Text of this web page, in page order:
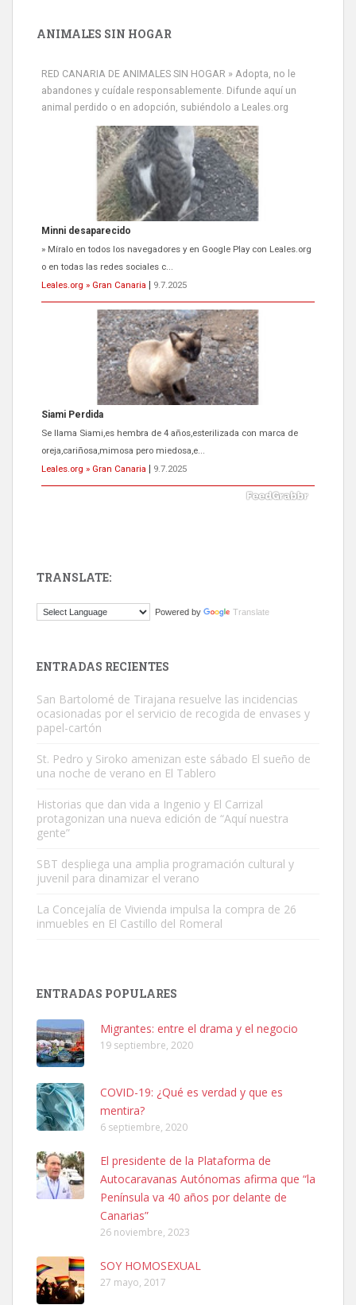
ANIMALES SIN HOGAR
RED CANARIA DE ANIMALES SIN HOGAR » Adopta, no le
abandones y cuídale responsablemente. Difunde aquí un
animal perdido o en adopción, subiéndolo a Leales.org
Minni desaparecido
» Míralo en todos los navegadores y en Google Play con Leales.org
o en todas las redes sociales c...
Leales.org » Gran Canaria
9.7.2025
Siami Perdida
Se llama Siami,es hembra de 4 años,esterilizada con marca de
oreja,cariñosa,mimosa pero miedosa,e...
Leales.org » Gran Canaria
9.7.2025
El ayuntamiento se va a llevar a Los Gatos callejeros de la zona los
Este gato macho ha aparecido en la calle hace menos de un mes,
es muy manso y extremadamente cari...
Leales.org » Gran Canaria
Leales.org » Gran Canaria
SHIBA PERDIDO AVDA JOSE MESA Y LOPEZ
PERRO MACHO RAZA SHIBA CON MICROCHIP PERDIDO HOY
06/07/2025 ZONA MESA Y LOPEZ. ES MUY ASUSTADIZO
Leales.org » Gran Canaria
6.7.2025
TRANSLATE:
Powered by Translate
ENTRADAS RECIENTES
San Bartolomé de Tirajana resuelve las incidencias
ocasionadas por el servicio de recogida de envases y
papel-cartón
St. Pedro y Siroko amenizan este sábado El sueño de
una noche de verano en El Tablero
Historias que dan vida a Ingenio y El Carrizal
protagonizan una nueva edición de “Aquí nuestra
gente”
SBT despliega una amplia programación cultural y
juvenil para dinamizar el verano
La Concejalía de Vivienda impulsa la compra de 26
inmuebles en El Castillo del Romeral
ENTRADAS POPULARES
Migrantes: entre el drama y el negocio
19 septiembre, 2020
COVID-19: ¿Qué es verdad y que es
mentira?
6 septiembre, 2020
El presidente de la Plataforma de
Autocaravanas Autónomas afirma que “la
Península va 40 años por delante de
Canarias”
26 noviembre, 2023
SOY HOMOSEXUAL
27 mayo, 2017